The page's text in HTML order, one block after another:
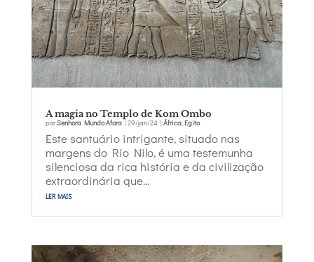
A magia no Templo de Kom Ombo
porSenhora Mundo Afora| 29/jan/24| África, Egito
Este santuário intrigante, situado nas
margens do Rio Nilo, é uma testemunha
silenciosa da rica história e da civilização
extraordinária que...
ler mais